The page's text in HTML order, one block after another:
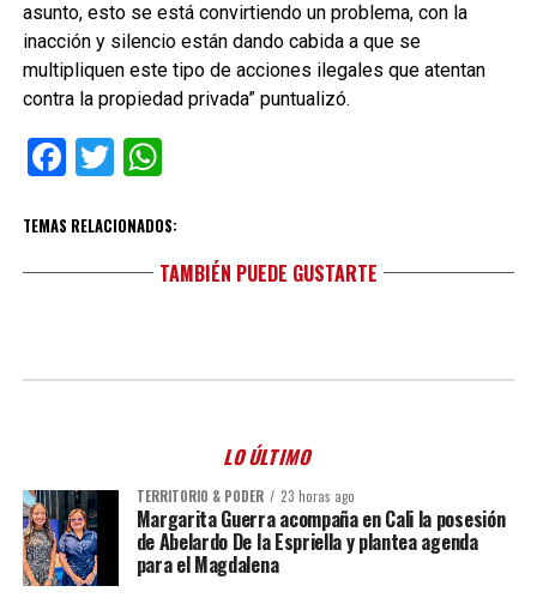
asunto, esto se está convirtiendo un problema, con la
inacción y silencio están dando cabida a que se
multipliquen este tipo de acciones ilegales que atentan
contra la propiedad privada” puntualizó.
Facebook
TwitterWhatsApp
TEMAS RELACIONADOS:
TAMBIÉN PUEDE GUSTARTE
LO ÚLTIMO
TERRITORIO & PODER 23 horas ago
Margarita Guerra acompaña en Cali la posesión
de Abelardo De la Espriella y plantea agenda
para el Magdalena